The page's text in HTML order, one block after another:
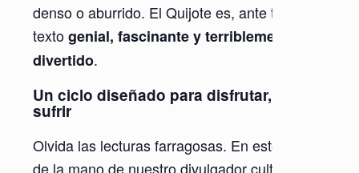
denso o aburrido. El Quijote es, ante todo, un
textogenial, fascinante y terriblemente
divertido.
Un ciclo diseñado para disfrutar, no para
sufrir
Olvida las lecturas farragosas. En este ciclo,
de la mano de nuestro divulgador cultural